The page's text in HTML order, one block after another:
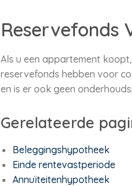
Reservefonds
Als u een appartement
reservefonds hebben voor
en is er ook geen
Gerelateerde
Beleggingshypotheek
Einde rentevastperiode
Annuïteitenhypotheek